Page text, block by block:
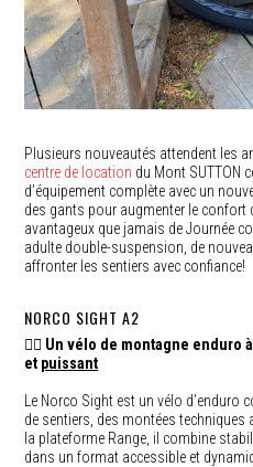
Plusieurs nouveautés attendent les
centre de location du Mont SUTTON
d’équipement complète avec un
des gants pour augmenter le
avantageux que jamais de Journée
adulte double-suspension, de
affronter les sentiers avec confiance!
NORCO SIGHT A2
🚵‍♂️ Un vélo de montagne enduro
et puissant
Le Norco Sight est un vélo
de sentiers, des montées techniques
la plateforme Range, il combine
dans un format accessible et